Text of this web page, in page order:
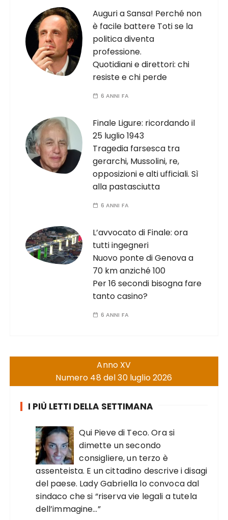
Auguri a Sansa! Perché non
è facile battere Toti se la
politica diventa
professione.
Quotidiani e direttori: chi
resiste e chi perde
6 ANNI FA
Finale Ligure: ricordando il
25 luglio 1943
Tragedia farsesca tra
gerarchi, Mussolini, re,
opposizioni e alti ufficiali. Sì
alla pastasciutta
6 ANNI FA
L’avvocato di Finale: ora
tutti ingegneri
Nuovo ponte di Genova a
70 km anziché 100
Per 16 secondi bisogna fare
tanto casino?
6 ANNI FA
Anno XV
Numero 48 del 30 luglio 2026
I PIÙ LETTI DELLA SETTIMANA
Qui Pieve di Teco. Ora si
dimette un secondo
consigliere, un terzo è
assenteista. E un cittadino descrive i disagi
del paese. Lady Gabriella lo convoca dal
sindaco che si “riserva vie legali a tutela
dell’immagine…”